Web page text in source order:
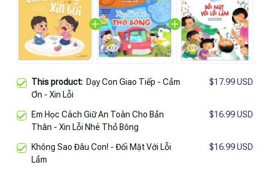
This product: Dạy Con Giao Tiếp - Cảm
Ơn - Xin Lỗi
$17.99 USD
Em Học Cách Giữ An Toàn Cho Bản
Thân - Xin Lỗi Nhé Thỏ Bông
$16.99 USD
Không Sao Đâu Con! - Đối Mặt Với Lỗi
Lầm
$16.99 USD